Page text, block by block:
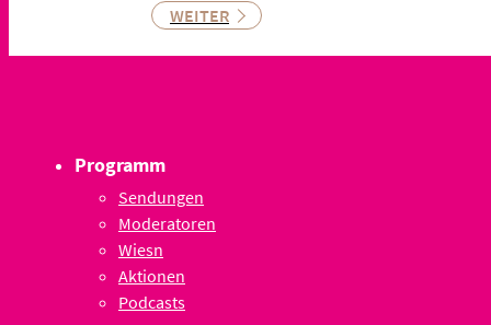
WEITER
Programm
Sendungen
Moderatoren
Wiesn
Aktionen
Podcasts